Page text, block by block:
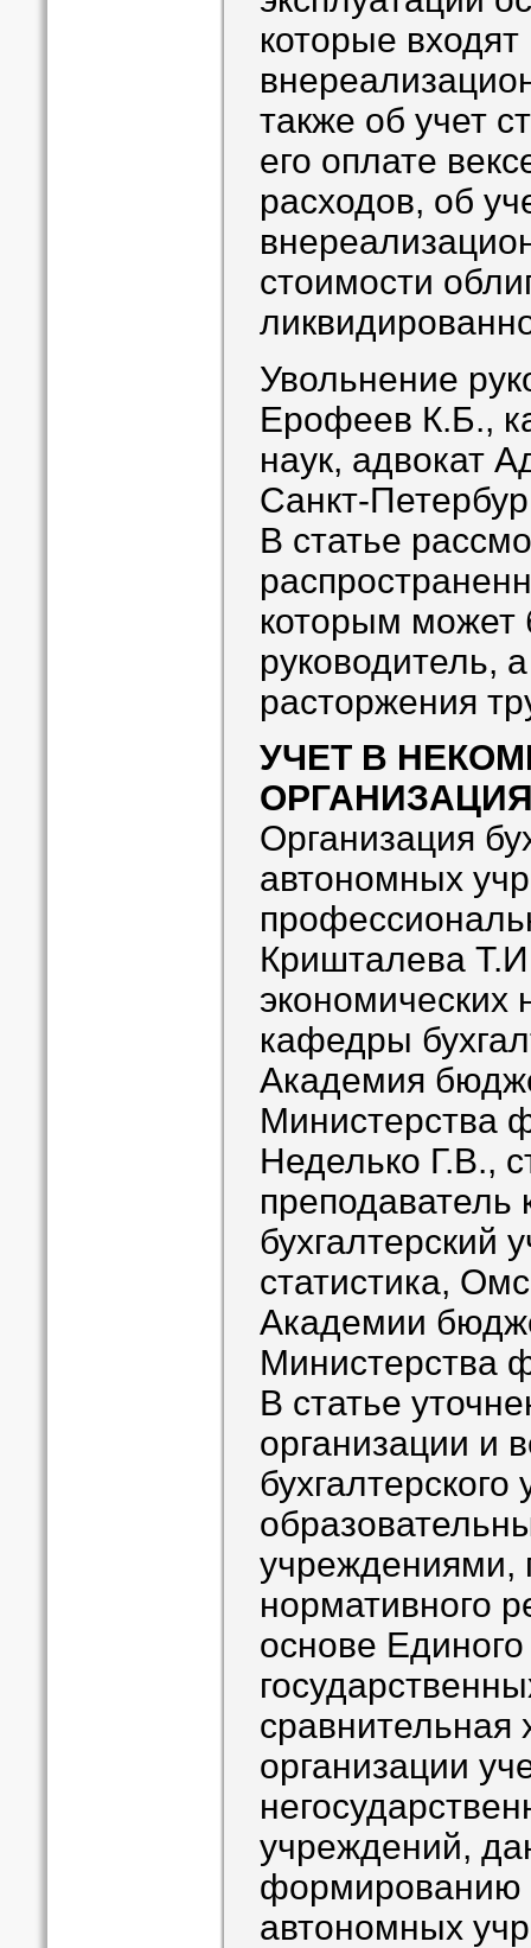
которые входят
также об учет
его оплате
расходов, об
стоимости
Увольнение
Ерофеев К.Б.,
наук, адвокат
Санкт-
В статье
которым может
руководитель,
расторжения
УЧЕТ В
Организация
автономных
Кришталева
экономических
кафедры
Академия
Министерства
Неделько Г.В.,
бухгалтерский
статистика,
Академии
Министерства
В статье
организации и
бухгалтерского
учреждениями,
нормативного
основе
сравнительная
организации
учреждений,
формированию
автономных